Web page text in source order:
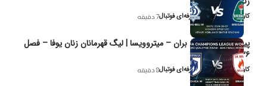
کاوه نیک‌فر، تحلیل‌گر حرفه‌ای فوتبال7 دقیقه
پیش‌بینی و تحلیل بران – میتروویسا | لیگ قهرمانان زنان یوفا – فصل
۲۰۲۶
کاوه نیک‌فر، تحلیل‌گر حرفه‌ای فوتبال8 دقیقه